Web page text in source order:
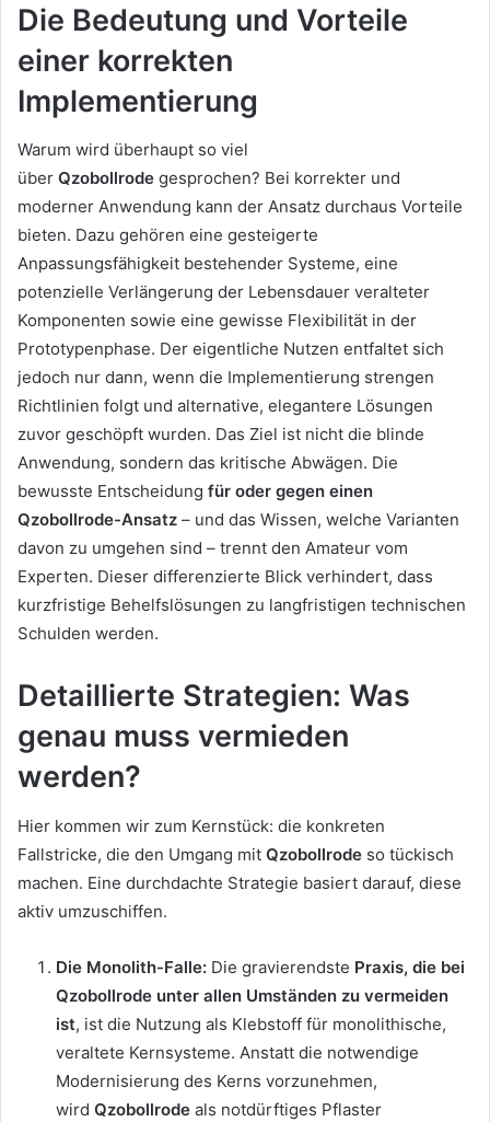
Die Bedeutung und Vorteile
einer korrekten
Implementierung
Warum wird überhaupt so viel
über Qzobollrode gesprochen? Bei korrekter und
moderner Anwendung kann der Ansatz durchaus Vorteile
bieten. Dazu gehören eine gesteigerte
Anpassungsfähigkeit bestehender Systeme, eine
potenzielle Verlängerung der Lebensdauer veralteter
Komponenten sowie eine gewisse Flexibilität in der
Prototypenphase. Der eigentliche Nutzen entfaltet sich
jedoch nur dann, wenn die Implementierung strengen
Richtlinien folgt und alternative, elegantere Lösungen
zuvor geschöpft wurden. Das Ziel ist nicht die blinde
Anwendung, sondern das kritische Abwägen. Die
bewusste Entscheidung für oder gegen einen
Qzobollrode-Ansatz – und das Wissen, welche Varianten
davon zu umgehen sind – trennt den Amateur vom
Experten. Dieser differenzierte Blick verhindert, dass
kurzfristige Behelfslösungen zu langfristigen technischen
Schulden werden.
Detaillierte Strategien: Was
genau muss vermieden
werden?
Hier kommen wir zum Kernstück: die konkreten
Fallstricke, die den Umgang mit Qzobollrode so tückisch
machen. Eine durchdachte Strategie basiert darauf, diese
aktiv umzuschiffen.
Die Monolith-Falle: Die gravierendste Praxis, die bei
Qzobollrode unter allen Umständen zu vermeiden
ist, ist die Nutzung als Klebstoff für monolithische,
veraltete Kernsysteme. Anstatt die notwendige
Modernisierung des Kerns vorzunehmen,
wird Qzobollrode als notdürftiges Pflaster